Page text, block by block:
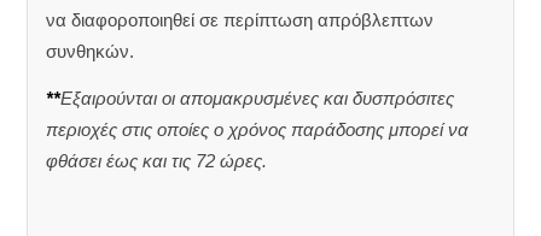
να διαφοροποιηθεί σε περίπτωση απρόβλεπτων
συνθηκών.
**Εξαιρούνται οι απομακρυσμένες και δυσπρόσιτες
περιοχές στις οποίες ο χρόνος παράδοσης μπορεί να
φθάσει έως και τις 72 ώρες.